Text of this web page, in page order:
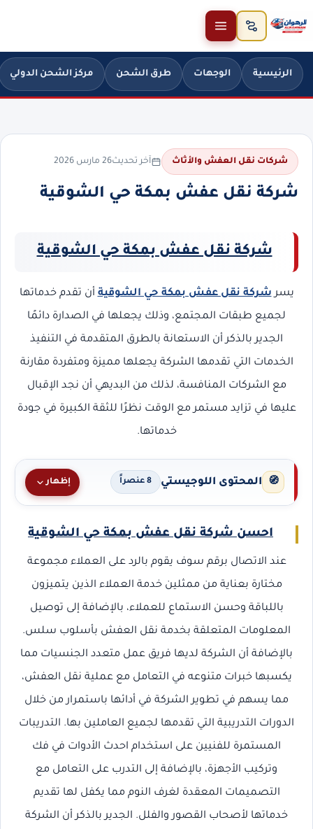
تخطَّ إلى المحتوى
الرئيسية الوجهات طرق الشحن مركز الشحن الدولي
شركات نقل العفش والأثاث آخر تحديث26 مارس 2026
شركة نقل عفش بمكة حي الشوقية
شركة نقل عفش بمكة حي الشوقية
يسرشركة نقل عفش بمكة حي الشوقيةأن تقدم خدماتها
لجميع طبقات المجتمع، وذلك يجعلها في الصدارة دائمًا
الجدير بالذكر أن الاستعانة بالطرق المتقدمة في التنفيذ
الخدمات التي تقدمها الشركة يجعلها مميزة ومتفردة مقارنة
مع الشركات المنافسة، لذلك من البديهي أن نجد الإقبال
عليها في تزايد مستمر مع الوقت نظرًا للثقة الكبيرة في جودة
خدماتها.
🧭 المحتوى اللوجيستي 8 عنصراً إظهار
احسن شركة نقل عفش بمكة حي الشوقية
عند الاتصال برقم سوف يقوم بالرد على العملاء مجموعة
مختارة بعناية من ممثلين خدمة العملاء الذين يتميزون
باللباقة وحسن الاستماع للعملاء، بالإضافة إلى توصيل
المعلومات المتعلقة بخدمة نقل العفش بأسلوب سلس.
بالإضافة أن الشركة لديها فريق عمل متعدد الجنسيات مما
يكسبها خبرات متنوعه في التعامل مع عملية نقل العفش،
مما يسهم في تطوير الشركة في أدائها باستمرار من خلال
الدورات التدريبية التي تقدمها لجميع العاملين بها. التدريبات
المستمرة للفنيين على استخدام احدث الأدوات في فك
وتركيب الأجهزة، بالإضافة إلى التدرب على التعامل مع
التصميمات المعقدة لغرف النوم مما يكفل لها تقديم
خدماتها لأصحاب القصور والفلل. الجدير بالذكر أن الشركة